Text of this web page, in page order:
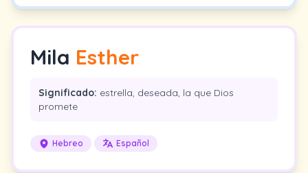
Mila Esther
Significado: estrella, deseada, la que Dios
promete
Hebreo Español